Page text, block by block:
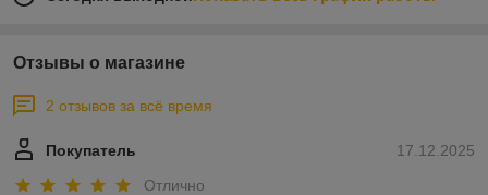
Отзывы о магазине
2 отзывов за всё время
17.12.2025
Покупатель
Отлично